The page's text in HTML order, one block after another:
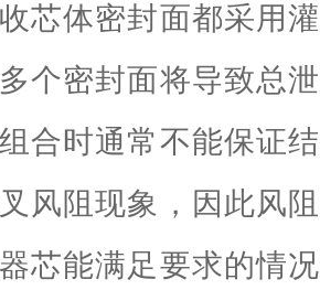
芯体密封面都采用
个密封面将导致总
合时通常不能保证
风阻现象，因此风
芯能满足要求的情